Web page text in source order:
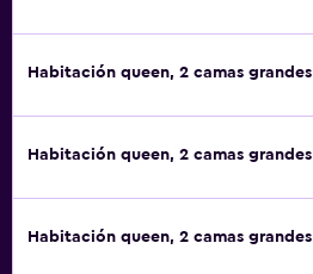
Habitación queen, 2 camas grandes
Habitación queen, 2 camas grandes
Habitación queen, 2 camas grandes